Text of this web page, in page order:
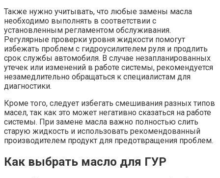
Также нужно учитывать, что любые замены масла
необходимо выполнять в соответствии с
установленным регламентом обслуживания.
Регулярные проверки уровня жидкости помогут
избежать проблем с гидроусилителем руля и продлить
срок службы автомобиля. В случае незапланированных
утечек или изменений в работе системы, рекомендуется
незамедлительно обращаться к специалистам для
диагностики.
Кроме того, следует избегать смешивания разных типов
масел, так как это может негативно сказаться на работе
системы. При замене масла важно полностью слить
старую жидкость и использовать рекомендованный
производителем продукт для предотвращения проблем.
Как выбрать масло для ГУР